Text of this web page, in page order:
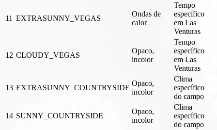
11 EXTRASUNNY_VEGAS
Ondas de
calor
Tempo
específico
em Las
Venturas
12 CLOUDY_VEGAS
Opaco,
incolor
Tempo
específico
em Las
Venturas
13 EXTRASUNNY_COUNTRYSIDE
Opaco,
incolor
Clima
específico
do campo
14 SUNNY_COUNTRYSIDE
Opaco,
incolor
Clima
específico
do campo